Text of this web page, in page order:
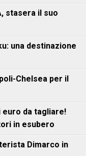
stasera il suo
una destinazione
Chelsea per il
euro da tagliare!
in esubero
Dimarco in